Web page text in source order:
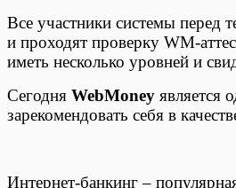
Все участники системы перед
и проходят проверку WM-
иметь несколько уровней и
Сегодня WebMoney является
зарекомендовать себя в
Интернет-банкинг –